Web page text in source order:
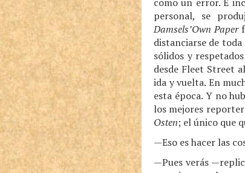
personal, se
Damsels’Own Paper
distanciarse de
sólidos y
desde Fleet Street
ida y vuelta. En
esta época. Y no
los mejores
Osten; el único que
—Eso es hacer las
—Pues verás